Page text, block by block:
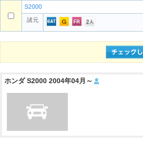
S2000
諸元
ホンダ S2000 2004年04月～